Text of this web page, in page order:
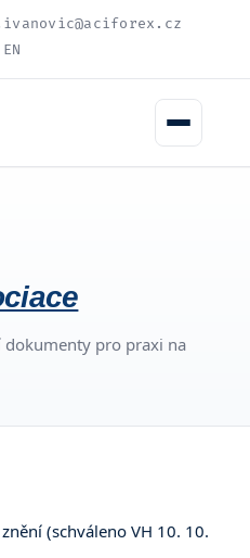
EN
dokumenty pro praxi na
(schváleno VH 10. 10.